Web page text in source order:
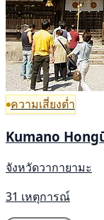
ความเสี่ยงต่ำ
Kumano
จังหวัดวากายามะ
31 เหตุการณ์